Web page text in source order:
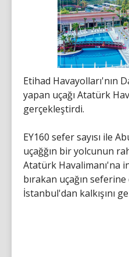
Etihad Havayolları'nın
yapan uçağı Atatürk
gerçekleştirdi.
EY160 sefer sayısı ile
uçağğın bir yolcunun
Atatürk Havalimanı'na
bırakan uçağın
İstanbul'dan kalkışını